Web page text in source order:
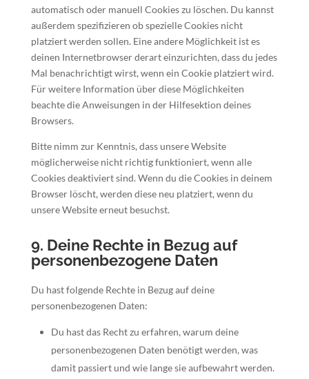
automatisch oder manuell Cookies zu löschen. Du kannst
außerdem spezifizieren ob spezielle Cookies nicht
platziert werden sollen. Eine andere Möglichkeit ist es
deinen Internetbrowser derart einzurichten, dass du jedes
Mal benachrichtigt wirst, wenn ein Cookie platziert wird.
Für weitere Information über diese Möglichkeiten
beachte die Anweisungen in der Hilfesektion deines
Browsers.
Bitte nimm zur Kenntnis, dass unsere Website
möglicherweise nicht richtig funktioniert, wenn alle
Cookies deaktiviert sind. Wenn du die Cookies in deinem
Browser löscht, werden diese neu platziert, wenn du
unsere Website erneut besuchst.
9. Deine Rechte in Bezug auf
personenbezogene Daten
Du hast folgende Rechte in Bezug auf deine
personenbezogenen Daten:
Du hast das Recht zu erfahren, warum deine
personenbezogenen Daten benötigt werden, was
damit passiert und wie lange sie aufbewahrt werden.